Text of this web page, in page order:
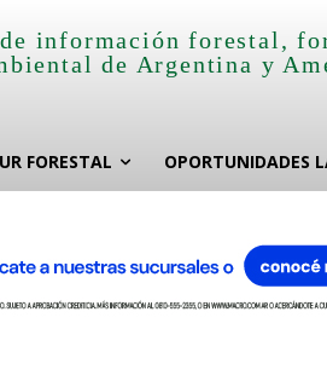
información forestal,
de Argentina y
FORESTAL OPORTUNIDADES